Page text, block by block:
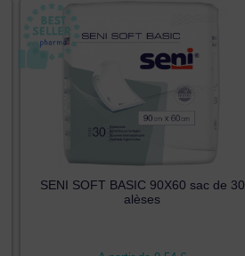
SENI SOFT BASIC 90X60 sac de 30
alèses